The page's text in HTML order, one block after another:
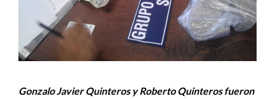
Gonzalo Javier Quinteros y Roberto Quinteros fueron